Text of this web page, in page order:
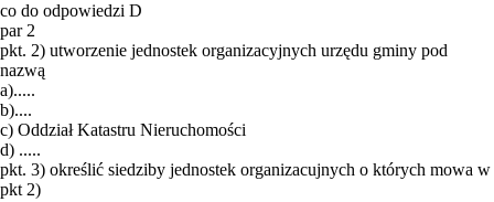
co do odpowiedzi D
par 2
pkt. 2) utworzenie jednostek organizacyjnych urzędu gminy pod
nazwą
a).....
b)....
c) Oddział Katastru Nieruchomości
d) .....
pkt. 3) określić siedziby jednostek organizacujnych o których mowa w
pkt 2)